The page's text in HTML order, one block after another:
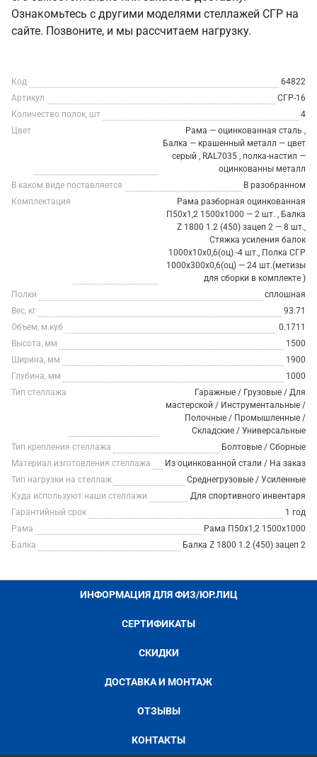
Ознакомьтесь с другими моделями стеллажей СГР на
сайте. Позвоните, и мы рассчитаем нагрузку.
Код
64822
Артикул
СГР-16
Количество полок, шт
4
Цвет
Рама — оцинкованная сталь ,
Балка — крашенный металл — цвет
серый , RAL7035 , полка-настил —
оцинкованны металл
В каком виде поставляется
В разобранном
Комплектация
Рама разборная оцинкованная
П50х1,2 1500х1000 — 2 шт. , Балка
Z 1800 1.2 (450) зацеп 2 — 8 шт.,
Стяжка усиления балок
1000х10х0,6(оц) -4 шт., Полка СГР
1000х300х0,6(оц) — 24 шт.(метизы
для сборки в комплекте )
Полки
сплошная
Вес, кг
93.71
Объем, м.куб
0.1711
Высота, мм
1500
Ширина, мм
1900
Глубина, мм
1000
Тип стеллажа
Гаражные / Грузовые / Для
мастерской / Инструментальные /
Полочные / Промышленные /
Складские / Универсальные
Тип крепления стеллажа
Болтовые / Сборные
Материал изготовления стеллажа
Из оцинкованной стали / На заказ
Тип нагрузки на стеллаж
Среднегрузовые / Усиленные
Куда используют наши стеллажи
Для спортивного инвентаря
Гарантийный срок
1 год
Рама
Рама П50х1,2 1500х1000
Балка
Балка Z 1800 1.2 (450) зацеп 2
ИНФОРМАЦИЯ ДЛЯ ФИЗ/ЮР.ЛИЦ
СЕРТИФИКАТЫ
СКИДКИ
ДОСТАВКА И МОНТАЖ
ОТЗЫВЫ
КОНТАКТЫ